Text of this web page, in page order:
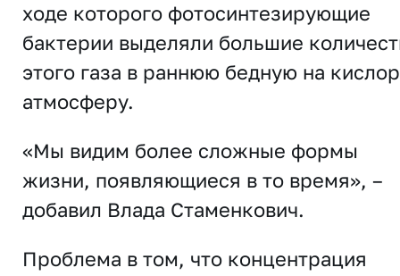
ходе которого фотосинтезирующие
бактерии выделяли большие
этого газа в раннюю бедную на
атмосферу.
«Мы видим более сложные формы
жизни, появляющиеся в то время», –
добавил Влада Стаменкович.
Проблема в том, что концентрация